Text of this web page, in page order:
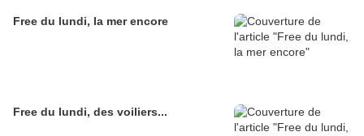
Free du lundi, la mer encore
Free du lundi, des voiliers...